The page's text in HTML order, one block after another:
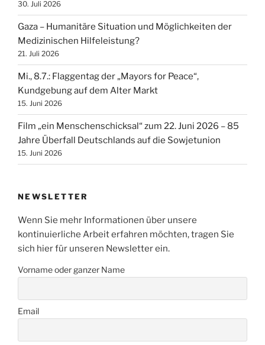
30. Juli 2026
Gaza – Humanitäre Situation und Möglichkeiten der
Medizinischen Hilfeleistung?
21. Juli 2026
Mi., 8.7.: Flaggentag der „Mayors for Peace“,
Kundgebung auf dem Alter Markt
15. Juni 2026
Film „ein Menschenschicksal“ zum 22. Juni 2026 – 85
Jahre Überfall Deutschlands auf die Sowjetunion
15. Juni 2026
NEWSLETTER
Wenn Sie mehr Informationen über unsere
kontinuierliche Arbeit erfahren möchten, tragen Sie
sich hier für unseren Newsletter ein.
Vorname oder ganzer Name
Email